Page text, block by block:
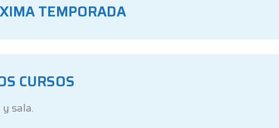
TEMPORADA
CURSOS
sala.